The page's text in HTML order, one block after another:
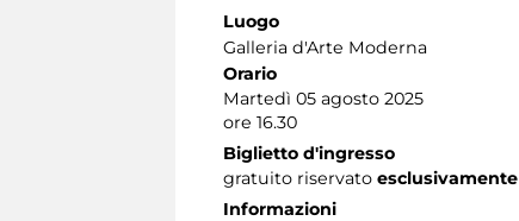
Luogo
Galleria d'Arte Moderna
Orario
Martedì 05 agosto 2025
ore 16.30
Biglietto d'ingresso
gratuito riservato esclusivamente
Informazioni